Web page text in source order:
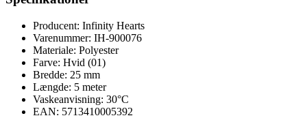
Producent: Infinity Hearts
Varenummer: IH-900076
Materiale: Polyester
Farve: Hvid (01)
Bredde: 25 mm
Længde: 5 meter
Vaskeanvisning: 30°C
EAN: 5713410005392